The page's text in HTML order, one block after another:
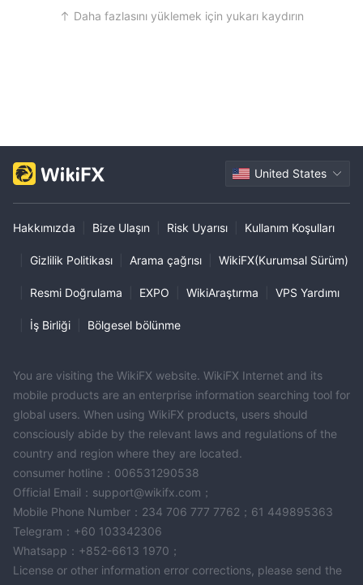
Daha fazlasını yüklemek için yukarı kaydırın
United States
Hakkımızda Bize Ulaşın Risk Uyarısı Kullanım Koşulları
Gizlilik Politikası Arama çağrısı WikiFX(Kurumsal Sürüm)
Resmi Doğrulama EXPO WikiAraştırma VPS Yardımı
İş Birliği Bölgesel bölünme
You are visiting the WikiFX website. WikiFX Internet and its
mobile products are an enterprise information searching tool for
global users. When using WikiFX products, users should
consciously abide by the relevant laws and regulations of the
country and region where they are located.
consumer hotline：006531290538
Official Email：support@wikifx.com；
Mobile Phone Number：234 706 777 7762；61 449895363
Telegram：+60 103342306
Whatsapp：+852-6613 1970；
License or other information error corrections, please send the